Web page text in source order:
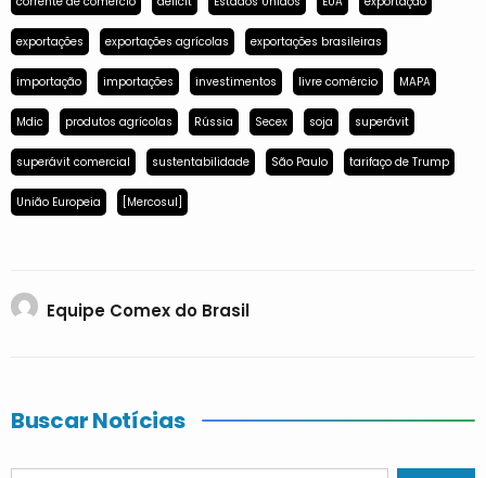
exportações exportações agrícolas exportações brasileiras
importação importações investimentos livre comércio MAPA
Mdic produtos agrícolas Rússia Secex soja superávit
superávit comercial sustentabilidade São Paulo tarifaço de Trump
União Europeia [Mercosul]
Equipe Comex do Brasil
Buscar Notícias